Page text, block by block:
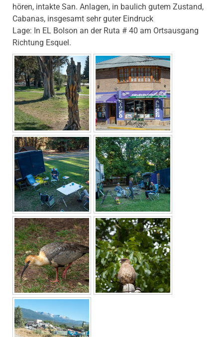
hören, intakte San. Anlagen, in baulich gutem Zustand,
Cabanas, insgesamt sehr guter Eindruck
Lage: In EL Bolson an der Ruta # 40 am Ortsausgang
Richtung Esquel.